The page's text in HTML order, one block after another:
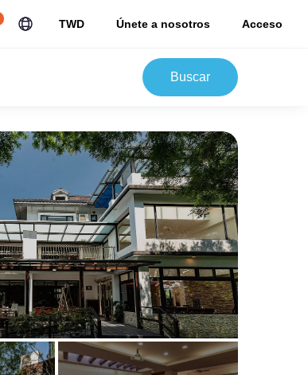
TWD Únete a nosotros Acceso
Buscar